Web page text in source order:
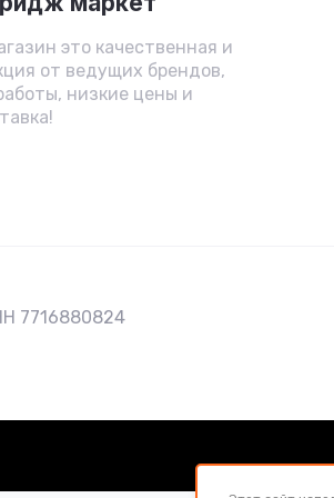
это качественная и
от ведущих брендов,
низкие цены и
7716880824